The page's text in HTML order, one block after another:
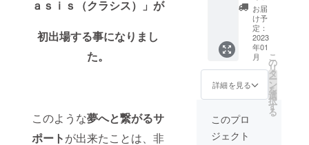
ａｓｉｓ（クラシス）」が
初出場する事になりまし
た。
このような夢へと繋がるサ
ポートが出来たことは、非
を採用
した生
地と堅
牢なス
テッチ
ワーク
アーバ
ンテイ
デイ
リーに
着回し
品券に
なりま
す。
※この商
品券の
お取り
扱いの
際は、
つり銭
はお返
し出来
きませ
ん。
券
×100）
】 弊
社全店
舗（セ
レクト
ショッ
プ
ETERNI
TY &
empire
coffee
stand &
お届
け予
定：
2023
年01
月
詳細を見る
こ
の
リ
タ
ー
ン
を
選
択
す
る
このプロ
ジェクト